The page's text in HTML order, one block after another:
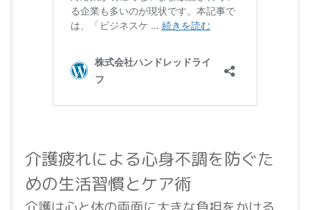
介護疲れによる心身不調を防ぐた
めの生活習慣とケア術